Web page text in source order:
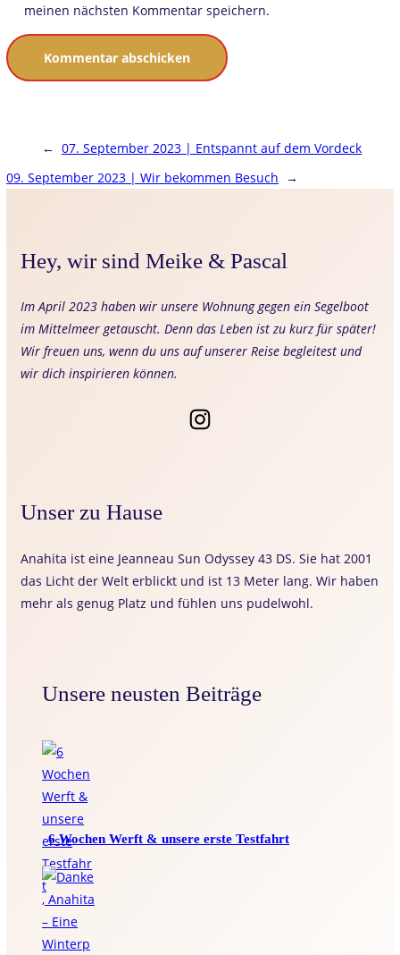
meinen nächsten Kommentar speichern.
← 07. September 2023 | Entspannt auf dem Vordeck
09. September 2023 | Wir bekommen Besuch →
Hey, wir sind Meike & Pascal
Im April 2023 haben wir unsere Wohnung gegen ein Segelboot
im Mittelmeer getauscht. Denn das Leben ist zu kurz für später!
Wir freuen uns, wenn du uns auf unserer Reise begleitest und
wir dich inspirieren können.
Unser zu Hause
Anahita ist eine Jeanneau Sun Odyssey 43 DS. Sie hat 2001
das Licht der Welt erblickt und ist 13 Meter lang. Wir haben
mehr als genug Platz und fühlen uns pudelwohl.
Unsere neusten Beiträge
6 Wochen Werft & unsere erste Testfahrt